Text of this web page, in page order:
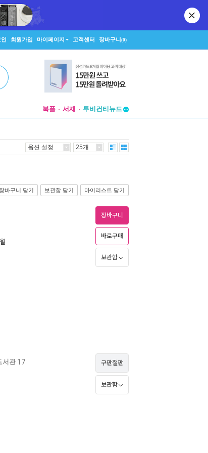
인 회원가입 마이페이지 고객센터 장바구니(0)
북플 서재
창작플랫폼
옵션 설정 25개
장바구니 담기 보관함 담기 마이리스트 담기
장바구니
바로구매
보관함
서관 17 구판절판
보관함